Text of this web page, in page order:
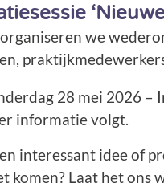
we
28 mei 2026 –
informatie volgt.
interessant idee of
komen? Laat het ons